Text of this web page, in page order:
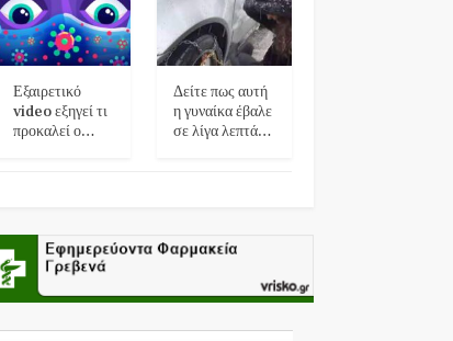
Εξαιρετικό
video εξηγεί τι
προκαλεί ο…
Δείτε πως αυτή
η γυναίκα έβαλε
σε λίγα λεπτά…